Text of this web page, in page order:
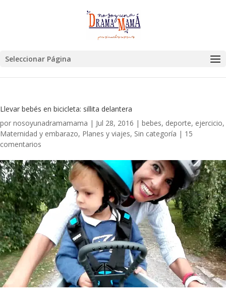
Seleccionar Página
Llevar bebés en bicicleta: sillita delantera
por nosoyunadramamama | Jul 28, 2016 | bebes, deporte, ejercicio,
Maternidad y embarazo, Planes y viajes, Sin categoría | 15
comentarios